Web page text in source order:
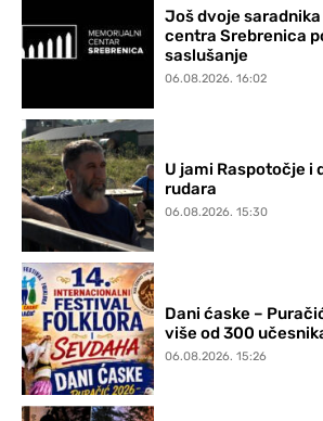
Još dvoje
centra Srebrenica
saslušanje
06.08.2026. 16:02
U jami Raspotočje i
rudara
06.08.2026. 15:30
Dani ćaske –
više od 300
06.08.2026. 15:26